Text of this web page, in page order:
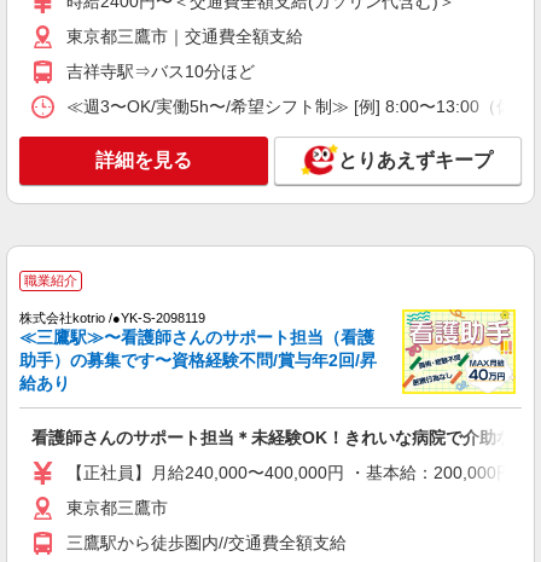
派遣社員
株式会社スタッフサービス・メディカル 新宿介護オフィス（お仕事
No.W10196136）
看護助手
時給1350円
東京都三鷹市内の高齢者関連施設
職業紹介
定員で即終了！時給2400円〜★三鷹駅＊高級
老人ホームの看護師
時給2400円〜＜交通費全額支給(ガソリン代含
む)＞
東京都三鷹市
職業紹介
東京都三鷹市｜交通費全額支給
吉祥寺駅⇒バス10分ほど
≪週3〜OK/実働5h〜/希望シフト制≫ [例] 8:00〜13:00（休憩
詳細を見る とりあえずキープ
職業紹介
株式会社kotrio /●YK-S-2098119
≪三鷹駅≫〜看護師さんのサポート担当（看護
助手）の募集です〜資格経験不問/賞与年2回/昇
給あり
看護師さんのサポート担当＊未経験OK！きれいな病院で介助など
【正社員】月給240,000〜400,000円 ・基本給：200,000円
東京都三鷹市
三鷹駅から徒歩圏内//交通費全額支給